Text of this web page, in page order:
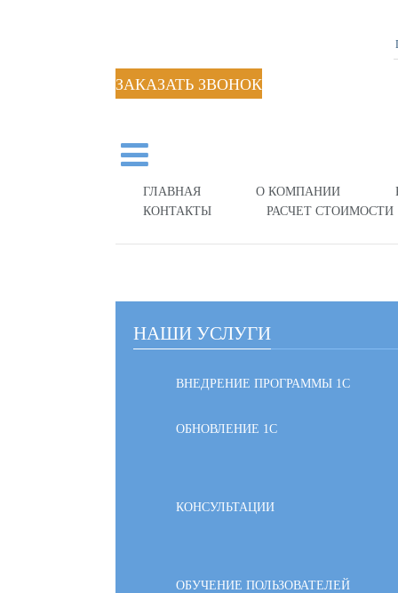
ЗАКАЗАТЬ ЗВОНОК
ГЛАВНАЯ О КОМПАНИИ
КОНТАКТЫ
РАСЧЕТ СТОИМОСТИ
НАШИ УСЛУГИ
ВНЕДРЕНИЕ ПРОГРАММЫ 1С
ОБНОВЛЕНИЕ 1С
КОНСУЛЬТАЦИИ
ОБУЧЕНИЕ ПОЛЬЗОВАТЕЛЕЙ